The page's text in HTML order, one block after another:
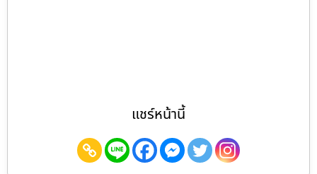
แชร์หน้านี้